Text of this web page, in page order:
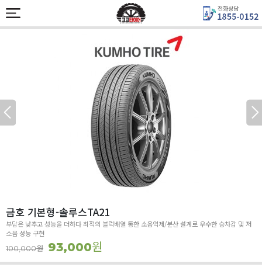
금호 기본형-솔루스TA21
부담은 낮추고 성능을 더하다 최적의 블럭배열 통한 소음억제/분산 설계로 우수한 승차감 및 저
소음 성능 구현
100,000원 93,000원